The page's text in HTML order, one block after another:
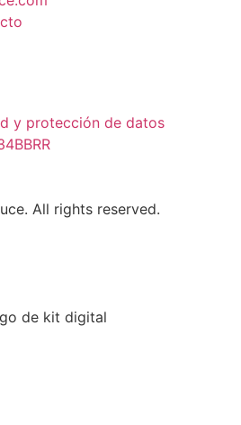
y protección de datos
All rights reserved.